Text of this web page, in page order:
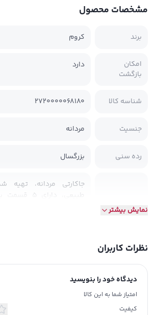
مشخصات محصول
برند کروم
امکان
بازگشت
دارد
شناسه کالا 2720000068180
جنسیت مردانه
رده سنی بزرگسال
توضیحات
تکمیلی
طبیعی،
با آب شستشو نگردد
از مواد سفید کننده
اتوکشی نشود
خشکشویی با مواد
از حالت خشک کن استفاده
نمایش بیشتر
نظرات کاربران
دیدگاه خود را بنویسید
امتیاز شما به این کالا
کیفیت